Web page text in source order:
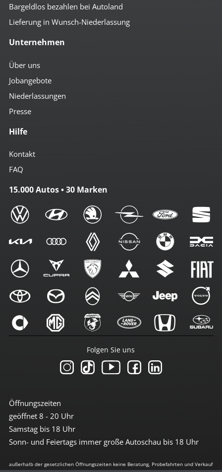
Bargeldlos bezahlen bei Autoland
Lieferung in Wunsch-Niederlassung
Unternehmen
Über uns
Jobangebote
Niederlassungen
Presse
Hilfe
Kontakt
FAQ
15.000 Autos • 30 Marken
Öffnungszeiten
geöffnet 8 - 20 Uhr
Samstag bis 18 Uhr
Sonn- und Feiertags immer große Autoschau bis 18 Uhr
Folgen Sie uns
außerhalb der gesetzlichen Öffnungszeiten keine Beratung, Probefahrten und Verkauf